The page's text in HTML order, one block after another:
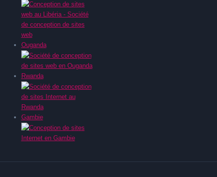
Ouganda
Rwanda
Gambie